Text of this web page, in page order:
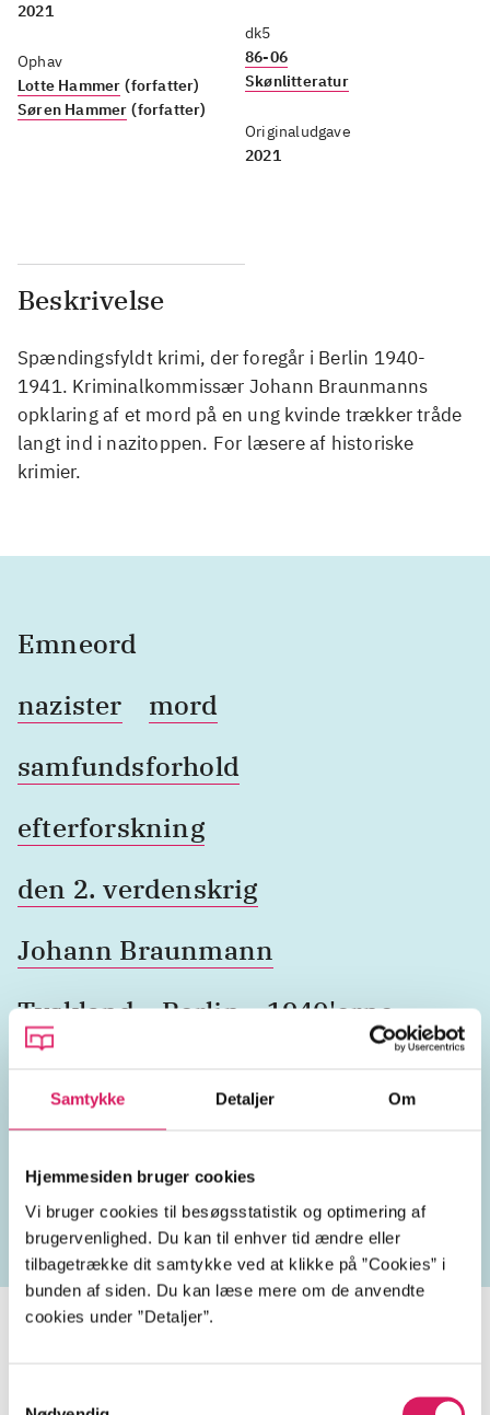
Samtykke Detaljer Om
Hjemmesiden bruger cookies
Vi bruger cookies til besøgsstatistik og optimering af
brugervenlighed. Du kan til enhver tid ændre eller
tilbagetrække dit samtykke ved at klikke på ”Cookies” i
bunden af siden. Du kan læse mere om de anvendte
cookies under ”Detaljer”.
2021
Ophav
Lotte Hammer (forfatter)
Søren Hammer (forfatter)
dk5
86-06
Skønlitteratur
Originaludgave
2021
Beskrivelse
Spændingsfyldt krimi, der foregår i Berlin 1940-
1941. Kriminalkommissær Johann Braunmanns
opklaring af et mord på en ung kvinde trækker tråde
langt ind i nazitoppen. For læsere af historiske
krimier.
Emneord
nazister
mord
samfundsforhold
efterforskning
den 2. verdenskrig
Johann Braunmann
Tyskland
Berlin 1940'erne
kriminalsager geografi